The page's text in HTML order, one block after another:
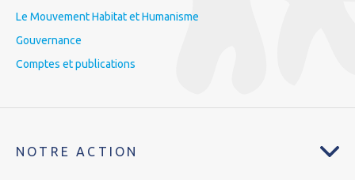
Le Mouvement Habitat et Humanisme
Gouvernance
Comptes et publications
NOTRE ACTION